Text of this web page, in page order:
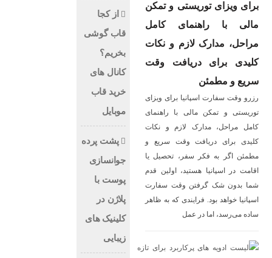
برای ویزای توریستی و تمکن
مالی با راهنمای کامل
مراحل، مدارک لازم و نکات
کلیدی برای دریافت وقت
سریع و مطمئن
رزرو وقت سفارت اسپانیا برای ویزای
توریستی و تمکن مالی با راهنمای
کامل مراحل، مدارک لازم و نکات
کلیدی برای دریافت وقت سریع و
مطمئن اگر به فکر سفر، تحصیل یا
اقامت در اسپانیا هستید، اولین قدم
شما بدون شک گرفتن وقت سفارت
اسپانیا خواهد بود. فرایندی که به ظاهر
ساده می‌رسد، اما در عمل
از کجا
قاب گوشی
بخریم؟
کانال های
خرید قاب
موبایل
پشت پرده
جوانسازی
پوست با
پلاژن در
کلینیک های
زیبایی